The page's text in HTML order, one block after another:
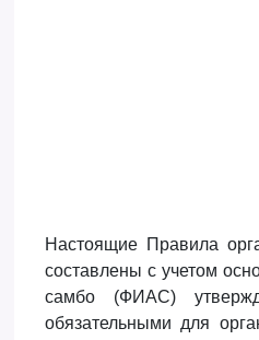
Настоящие Правила
составлены с учетом
самбо (ФИАС)
обязательными для